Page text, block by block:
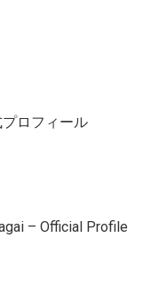
ロフィール
– Official Profile